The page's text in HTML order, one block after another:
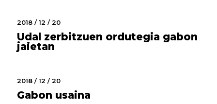
2018 / 12 / 20
Udal zerbitzuen ordutegia gabon
jaietan
2018 / 12 / 20
Gabon usaina